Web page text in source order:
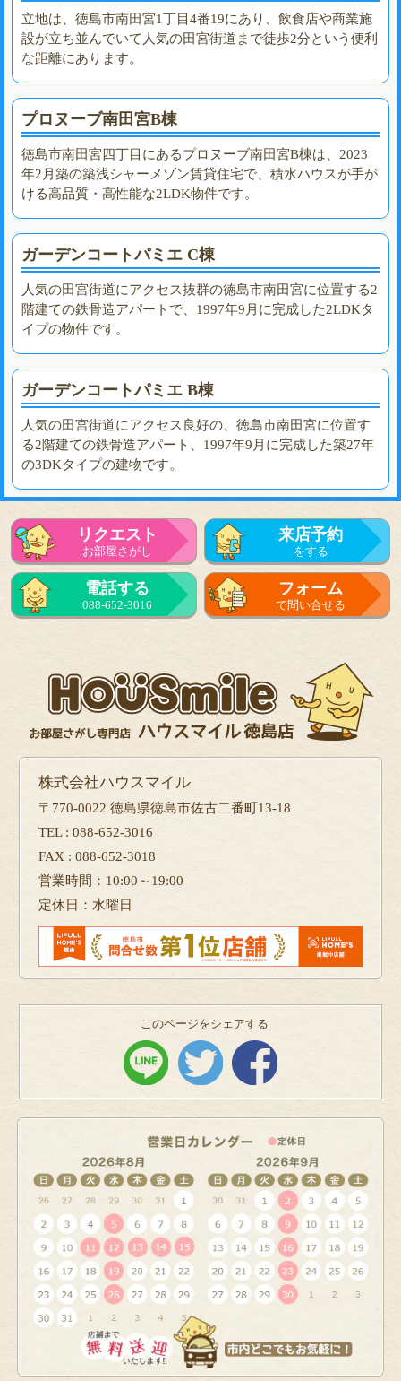
立地は、徳島市南田宮1丁目4番19にあり、飲食店や商業施
設が立ち並んでいて人気の田宮街道まで徒歩2分という便利
な距離にあります。
プロヌーブ南田宮B棟
徳島市南田宮四丁目にあるプロヌーブ南田宮B棟は、2023
年2月築の築浅シャーメゾン賃貸住宅で、積水ハウスが手が
ける高品質・高性能な2LDK物件です。
ガーデンコートパミエ C棟
人気の田宮街道にアクセス抜群の徳島市南田宮に位置する2
階建ての鉄骨造アパートで、1997年9月に完成した2LDKタ
イプの物件です。
ガーデンコートパミエ B棟
人気の田宮街道にアクセス良好の、徳島市南田宮に位置す
る2階建ての鉄骨造アパート、1997年9月に完成した築27年
の3DKタイプの建物です。
リクエスト
お部屋さがし
来店予約
をする
電話する
088-652-3016
フォーム
で問い合せる
株式会社ハウスマイル
〒770-0022 徳島県徳島市佐古二番町13-18
TEL : 088-652-3016
FAX : 088-652-3018
営業時間：10:00～19:00
定休日：水曜日
このページをシェアする